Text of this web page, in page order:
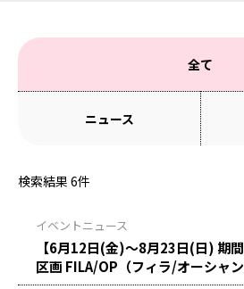
全て
ニュース
検索結果 6件
イベントニュース
【6月12日(金)～8月23日(日) 期
区画 FILA/OP（フィラ/オーシャン